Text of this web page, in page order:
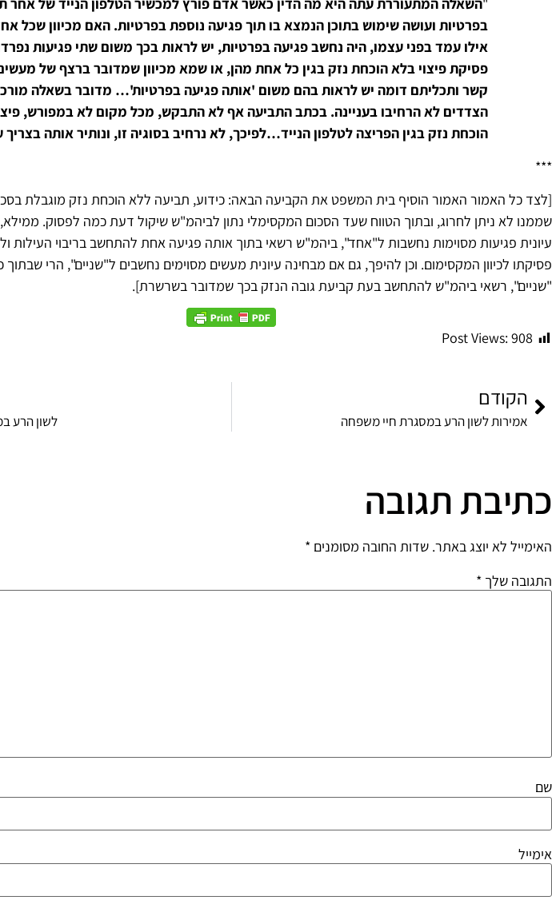
"השאלה המתעוררת עתה היא מה הדין כאשר אדם פורץ למכשיר הטלפון הנייד של אחר
בפרטיות ועושה שימוש בתוכן הנמצא בו תוך פגיעה נוספת בפרטיות. האם מכיוון שכל
אילו עמד בפני עצמו, היה נחשב פגיעה בפרטיות, יש לראות בכך משום שתי פגיעות
פסיקת פיצוי בלא הוכחת נזק בגין כל אחת מהן, או שמא מכיוון שמדובר ברצף של
קשר ותכליתם דומה יש לראות בהם משום 'אותה פגיעה בפרטיות'… מדובר בשאלה
הצדדים לא הרחיבו בעניינה. בכתב התביעה אף לא התבקש, מכל מקום לא במפורש,
הוכחת נזק בגין הפריצה לטלפון הנייד…לפיכך, לא נרחיב בסוגיה זו, ונותיר אותה בצריך
***
[לצד כל האמור האמור הוסיף בית המשפט את הקביעה הבאה: כידוע, תביעה ללא הוכחת נזק מוגבלת
שממנו לא ניתן לחרוג, ובתוך הטווח שעד הסכום המקסימלי נתון לביהמ"ש שיקול דעת כמה לפסוק.
עיונית פגיעות מסוימות נחשבות ל"אחד", ביהמ"ש רשאי בתוך אותה פגיעה אחת להתחשב בריבוי העילות
פסיקתו לכיוון המקסימום. וכן להיפך, גם אם מבחינה עיונית מעשים מסוימים נחשבים ל"שניים", הרי
"שניים", רשאי ביהמ"ש להתחשב בעת קביעת גובה הנזק בכך שמדובר בשרשרת].
Post Views: 908
הקודם
אמירות לשון הרע במסגרת חיי משפחה לשון הרע
כתיבת תגובה
האימייל לא יוצג באתר. שדות החובה מסומנים *
התגובה שלך *
שם
אימייל